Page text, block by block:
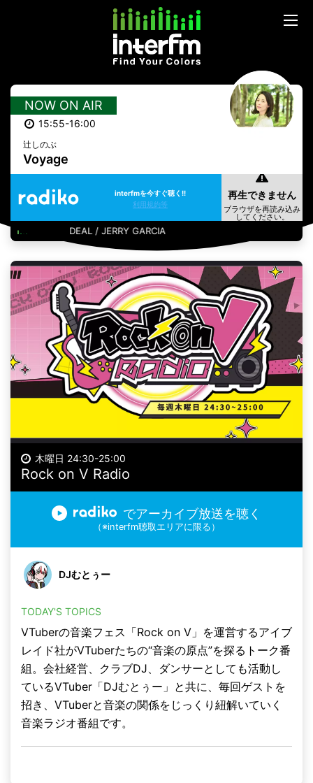
NOW ON AIR
15:55-16:00
辻しのぶ
Voyage
interfmを今すぐ聴く!!
利用規約等
DEAL / JERRY GARCIA
木曜日 24:30-25:00
Rock on V Radio
でアーカイブ放送を聴く
（※interfm聴取エリアに限る）
DJむとぅー
TODAY'S TOPICS
VTuberの音楽フェス「Rock on V」を運営するアイブ
レイド社がVTuberたちの“音楽の原点”を探るトーク番
組。会社経営、クラブDJ、ダンサーとしても活動し
ているVTuber「DJむとぅー」と共に、毎回ゲストを
招き、VTuberと音楽の関係をじっくり紐解いていく
音楽ラジオ番組です。